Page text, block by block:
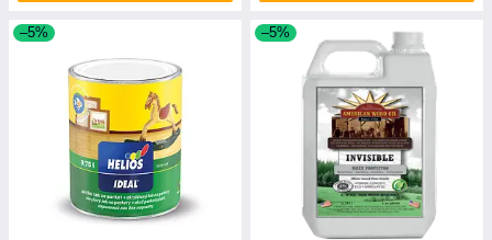
–5% –5%